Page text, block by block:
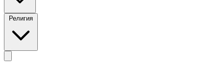
Религия